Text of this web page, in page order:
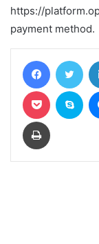
https://
payment method.
Facebook
Pocket
Yazdır